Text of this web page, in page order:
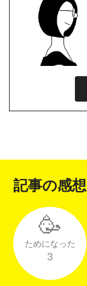
記事の感想
🥳
ためになった
3